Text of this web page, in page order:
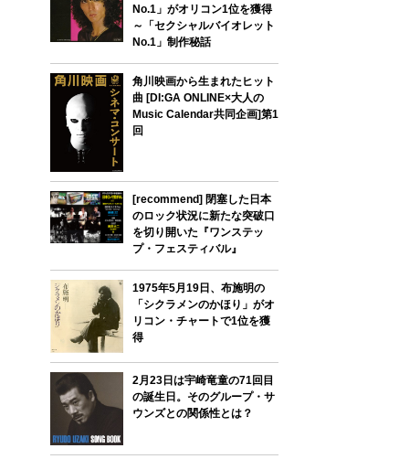
No.1」がオリコン1位を獲得
～「セクシャルバイオレット
No.1」制作秘話
角川映画から生まれたヒット
曲 [DI:GA ONLINE×大人の
Music Calendar共同企画]第1
回
[recommend] 閉塞した日本
のロック状況に新たな突破口
を切り開いた『ワンステッ
プ・フェスティバル』
1975年5月19日、布施明の
「シクラメンのかほり」がオ
リコン・チャートで1位を獲
得
2月23日は宇崎竜童の71回目
の誕生日。そのグループ・サ
ウンズとの関係性とは？